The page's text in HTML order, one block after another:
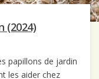
(2024)
papillons de jardin
les aider chez